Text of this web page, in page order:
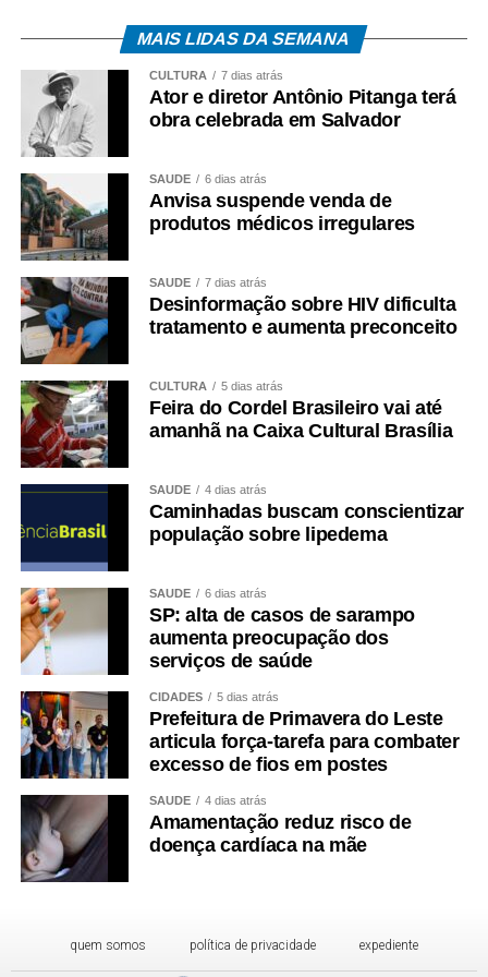
Já o resultado final da classificação, que pelo primeiro
cronograma sairia em 22 de outubro, passou para 10 de
novembro.
A homologação do resultado final também foi adiada.
Antes poderia ocorrer a partir de 28 de outubro. Agora, a
previsão é a partir de 12 de novembro.
A retificação também alterou a data do resultado final da
homologação das inscrições. A etapa estava prevista
para 14 de setembro e passou para 28 de setembro.
VAGAS NA CIDADE E NO CAMPO
A retificação não modificou o número de vagas divulgado
inicialmente. As 71 oportunidades para agentes
comunitários de saúde estão distribuídas entre unidades
e regiões das áreas urbana e rural de Cáceres.
Há vagas para Santos Dumont, Caic, Vila Real, São
Miguel, Cohab Nova, Rodeio, Jardim Paraíso, Jardim das
Oliveiras, Vitória Régia, Jardim Guanabara, Vila Irene,
Marajoara, Santa Isabel, Cavalhada, Centro Referencial
de Saúde e Caramujo.
O processo seletivo também contempla Vila Aparecida,
Nova Cáceres-Sadia, Paiol, Laranjeira, Horizonte
D’Oeste, Limão e a unidade professora Vera Lygia Baldo,
localizada no Facão.
Vila Irene concentra o maior número de oportunidades
para agente comunitário de saúde, com cinco vagas.
MAIS LIDAS DA SEMANA
CULTURA 7 dias atrás
Ator e diretor Antônio Pitanga terá
obra celebrada em Salvador
SAÚDE 6 dias atrás
Anvisa suspende venda de
produtos médicos irregulares
SAÚDE 7 dias atrás
Desinformação sobre HIV dificulta
tratamento e aumenta preconceito
CULTURA 5 dias atrás
Feira do Cordel Brasileiro vai até
amanhã na Caixa Cultural Brasília
SAÚDE 4 dias atrás
Caminhadas buscam conscientizar
população sobre lipedema
SAÚDE 6 dias atrás
SP: alta de casos de sarampo
aumenta preocupação dos
serviços de saúde
CIDADES 5 dias atrás
Prefeitura de Primavera do Leste
articula força-tarefa para combater
excesso de fios em postes
SAÚDE 4 dias atrás
Amamentação reduz risco de
doença cardíaca na mãe
quem somos política de privacidade expediente